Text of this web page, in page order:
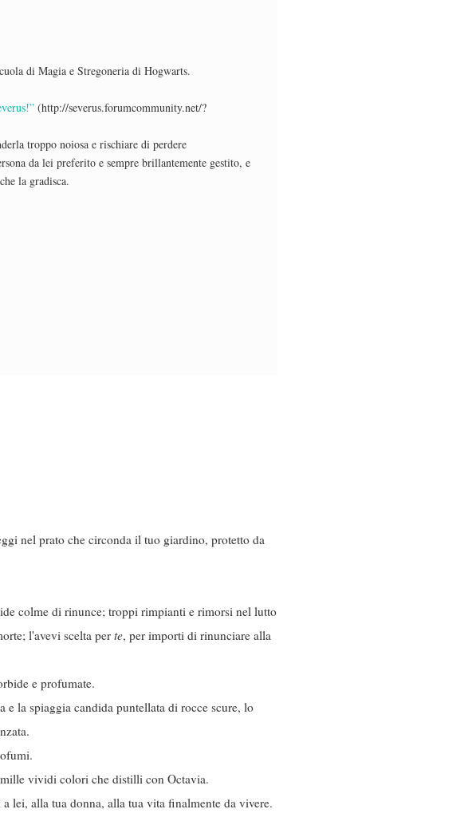
di Magia e Stregoneria di Hogwarts.
(http://severus.forumcommunity.net/?
troppo noiosa e rischiare di perdere
da lei preferito e sempre brillantemente gestito, e
la gradisca.
nel prato che circonda il tuo giardino, protetto da
colme di rinunce; troppi rimpianti e rimorsi nel lutto
l'avevi scelta per te, per importi di rinunciare alla
e profumate.
la spiaggia candida puntellata di rocce scure, lo
vividi colori che distilli con Octavia.
lei, alla tua donna, alla tua vita finalmente da vivere.